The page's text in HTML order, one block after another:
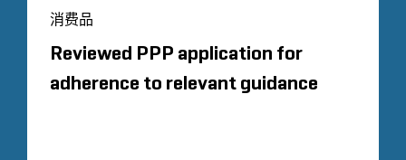
消费品
Reviewed PPP application for
adherence to relevant guidance